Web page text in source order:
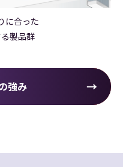
に合った
製品群
強み